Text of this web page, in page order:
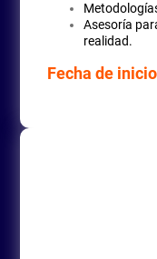
Asesoría
realidad.
Fecha de